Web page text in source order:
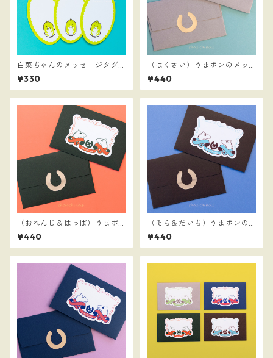
白菜ちゃんのメッセージタグ
（５枚入り）
¥330
（はくさい）うまポンのメッ
セージステッカーとミニ封筒
¥440
（おれんじ＆はっぱ）うまポ
ンのメッセージステッカーと
ミニ封筒
¥440
（そら＆だいち）うまポンの
メッセージステッカーとミニ
封筒
¥440